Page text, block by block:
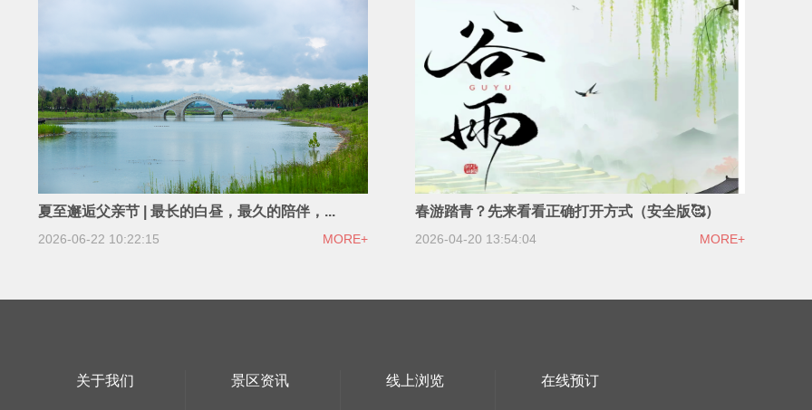
夏至邂逅父亲节 | 最长的白昼，最久的陪伴，...
2026-06-22 10:22:15 MORE+
春游踏青？先来看看正确打开方式（安全版🥰）
2026-04-20 13:54:04 MORE+
关于我们 景区资讯 线上浏览 在线预订